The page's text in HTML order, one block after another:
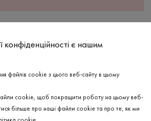
- 5%
воді (до 30 ° C)
заборонено
є нашим
файлів cookie з цього веб-сайту в цьому
cookie, щоб покращити роботу на цьому веб-
більше про наші файли cookie та про те, як ми